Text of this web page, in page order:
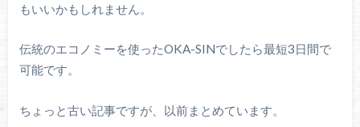
もいいかもしれません。
伝統のエコノミーを使ったOKA-SINでしたら最短3日間で
可能です。
ちょっと古い記事ですが、以前まとめています。